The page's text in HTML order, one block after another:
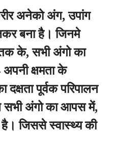
अनेको अंग, उपांग
बना है। जिनमे
के, सभी अंगो का
क्षमता के
पूर्वक परिपालन
अंगो का आपस में,
है। जिससे स्वास्थ्य की